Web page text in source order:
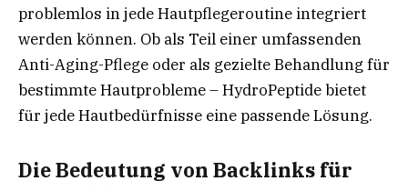
problemlos in jede Hautpflegeroutine integriert
werden können. Ob als Teil einer umfassenden
Anti-Aging-Pflege oder als gezielte Behandlung für
bestimmte Hautprobleme – HydroPeptide bietet
für jede Hautbedürfnisse eine passende Lösung.
Die Bedeutung von Backlinks für